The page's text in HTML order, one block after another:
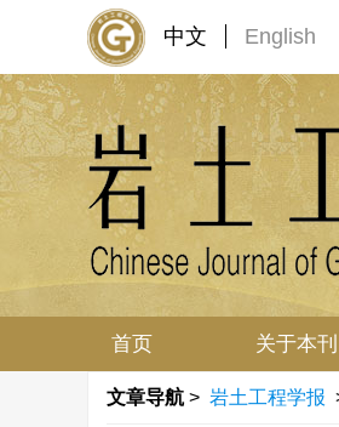
中文 English
首页 关于本刊
文章导航 > 岩土工程学报